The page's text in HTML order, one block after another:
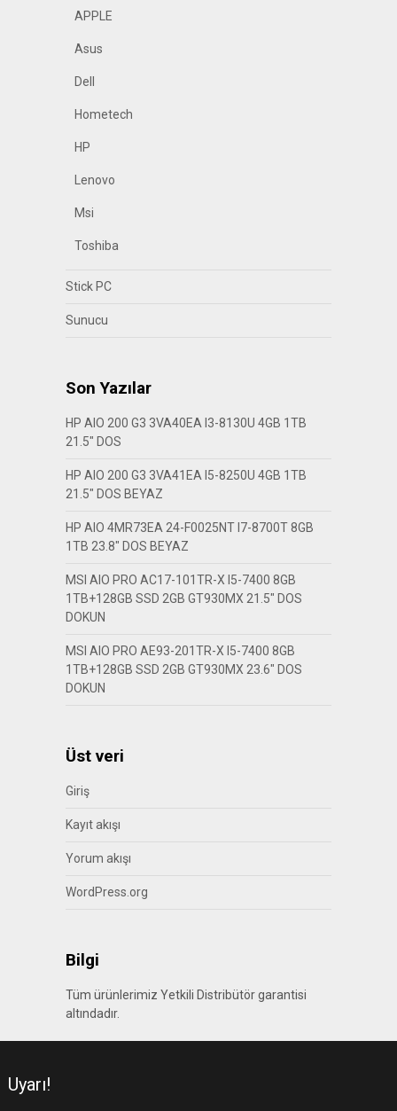
APPLE
Asus
Dell
Hometech
HP
Lenovo
Msi
Toshiba
Stick PC
Sunucu
Son Yazılar
HP AIO 200 G3 3VA40EA I3-8130U 4GB 1TB
21.5″ DOS
HP AIO 200 G3 3VA41EA I5-8250U 4GB 1TB
21.5″ DOS BEYAZ
HP AIO 4MR73EA 24-F0025NT I7-8700T 8GB
1TB 23.8″ DOS BEYAZ
MSI AIO PRO AC17-101TR-X I5-7400 8GB
1TB+128GB SSD 2GB GT930MX 21.5″ DOS
DOKUN
MSI AIO PRO AE93-201TR-X I5-7400 8GB
1TB+128GB SSD 2GB GT930MX 23.6″ DOS
DOKUN
Üst veri
Giriş
Kayıt akışı
Yorum akışı
WordPress.org
Bilgi
Tüm ürünlerimiz Yetkili Distribütör garantisi
altındadır.
Uyarı!